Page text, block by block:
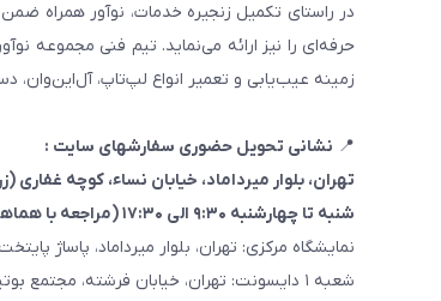
در راستای تکمیل زنجیره خدمات، نوآور همراه
حرفه‌ای را نیز ارائه می‌نماید. تیم فنی مجموعه
زمینه عیب‌یابی و تعمیر انواع لپ‌تاپ، آل‌این‌وان،
📍 نشانی تحویل حضوری سفارشهای سایت :
تهران، بلوار میرداماد، خیابان نساء، کوچه غفاری
شنبه تا چهارشنبه ۹:۳۰ الی ۱۷:۳۰ (مراجعه با هماهنگی قبلی)
نمایشگاه مرکزی: تهران، بلوار میرداماد، پاساژ
شعبه ۱ دایسونت: تهران، خیابان فرشته، مجتمع بوتیک مال ملل، طبقه همکف، واحد ۷